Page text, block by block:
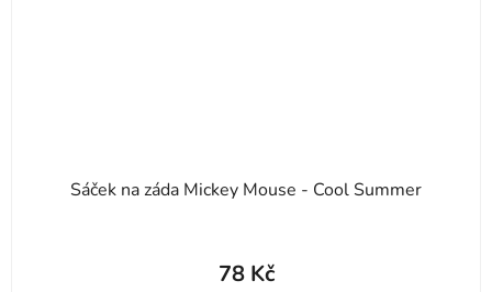
Sáček na záda Mickey Mouse - Cool Summer
78 Kč